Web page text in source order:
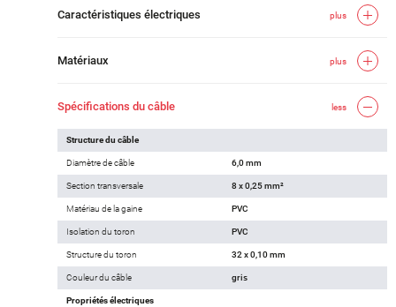
Caractéristiques électriques plus
Matériaux plus
Spécifications du câble less
Structure du câble
Diamètre de câble 6,0 mm
Section transversale 8 x 0,25 mm²
Matériau de la gaine PVC
Isolation du toron PVC
Structure du toron 32 x 0,10 mm
Couleur du câble gris
Propriétés électriques